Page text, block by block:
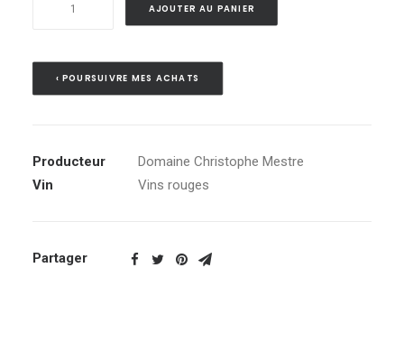
Pape
AJOUTER AU PANIER
‹ POURSUIVRE MES ACHATS
Producteur
Domaine Christophe Mestre
Vin
Vins rouges
Partager